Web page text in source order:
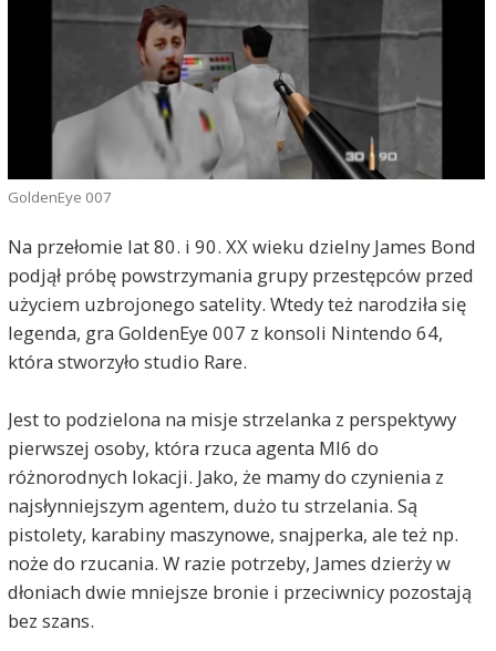
GoldenEye 007
Na przełomie lat 80. i 90. XX wieku dzielny James Bond
podjął próbę powstrzymania grupy przestępców przed
użyciem uzbrojonego satelity. Wtedy też narodziła się
legenda, gra GoldenEye 007 z konsoli Nintendo 64,
która stworzyło studio Rare.
Jest to podzielona na misje strzelanka z perspektywy
pierwszej osoby, która rzuca agenta MI6 do
różnorodnych lokacji. Jako, że mamy do czynienia z
najsłynniejszym agentem, dużo tu strzelania. Są
pistolety, karabiny maszynowe, snajperka, ale też np.
noże do rzucania. W razie potrzeby, James dzierży w
dłoniach dwie mniejsze bronie i przeciwnicy pozostają
bez szans.